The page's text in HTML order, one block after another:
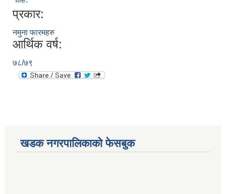
प्रकार:
नमुना फारमहरु
आर्थिक वर्ष:
७८/७९
खडक नगरपालिकाको फेसबुक